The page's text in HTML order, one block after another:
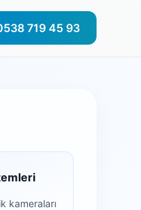
719 45 93
kameraları